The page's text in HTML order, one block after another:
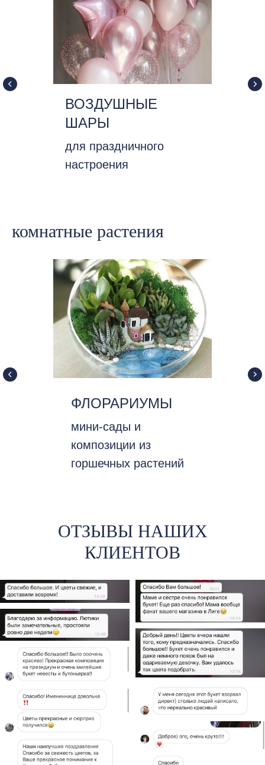
ВОЗДУШНЫЕ
ШАРЫ
для праздничного
настроения
комнатные растения
ФЛОРАРИУМЫ
мини-сады и
композиции из
горшечных растений
ОТЗЫВЫ НАШИХ
КЛИЕНТОВ